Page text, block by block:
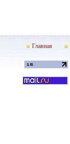
Главная